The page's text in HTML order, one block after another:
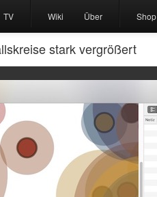
TV Wiki Über Shop
stark vergrößert